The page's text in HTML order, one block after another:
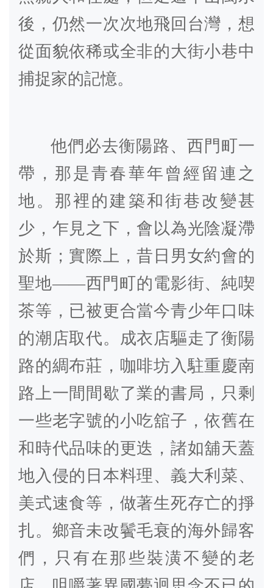
後，仍然一次次地飛回台灣，想
從面貌依稀或全非的大街小巷中
捕捉家的記憶。
他們必去衡陽路、西門町一
帶，那是青春華年曾經留連之
地。那裡的建築和街巷改變甚
少，乍見之下，會以為光陰凝滯
於斯；實際上，昔日男女約會的
聖地——西門町的電影街、純喫
茶等，已被更合當今青少年口味
的潮店取代。成衣店驅走了衡陽
路的綢布莊，咖啡坊入駐重慶南
路上一間間歇了業的書局，只剩
一些老字號的小吃舘子，依舊在
和時代品味的更迭，諸如舖天蓋
地入侵的日本料理、義大利菜、
美式速食等，做著生死存亡的掙
扎。鄉音未改鬢毛衰的海外歸客
們，只有在那些裝潢不變的老